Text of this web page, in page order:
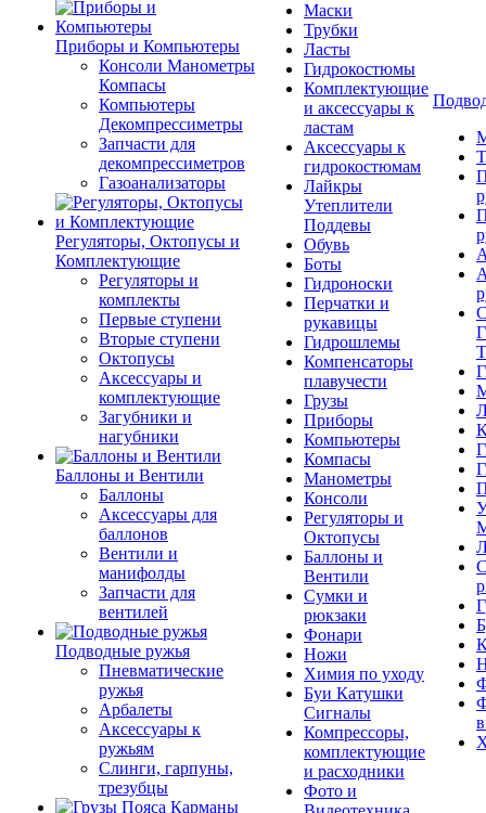
Приборы и Компьютеры
Консоли Манометры
Компасы
Компьютеры
Декомпрессиметры
Запчасти для
декомпрессиметров
Газоанализаторы
Регуляторы, Октопусы и
Комплектующие
Регуляторы и
комплекты
Первые ступени
Вторые ступени
Октопусы
Аксессуары и
комплектующие
Загубники и
нагубники
Баллоны и Вентили
Баллоны
Аксессуары для
баллонов
Вентили и
манифолды
Запчасти для
вентилей
Подводные ружья
Пневматические
ружья
Арбалеты
Аксессуары к
ружьям
Слинги, гарпуны,
трезубцы
Маски
Трубки
Ласты
Гидрокостюмы
Комплектующие
и аксессуары к
ластам
Аксессуары к
гидрокостюмам
Лайкры
Утеплители
Поддевы
Обувь
Боты
Гидроноски
Перчатки и
рукавицы
Гидрошлемы
Компенсаторы
плавучести
Грузы
Приборы
Компьютеры
Компасы
Манометры
Консоли
Регуляторы и
Октопусы
Баллоны и
Вентили
Сумки и
рюкзаки
Фонари
Ножи
Химия по уходу
Буи Катушки
Сигналы
Компрессоры,
комплектующие
и расходники
Фото и